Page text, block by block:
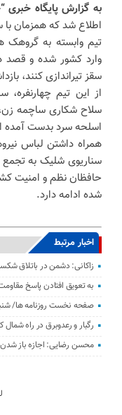
به گزارش پایگاه خبری “
اطلاع شد که همزمان با
تیم وابسته به گروهک
وارد کشور شده و قصد
سقز تیراندازی کنند،
از این تیم
سلاح شکاری ساچمه
اسلحه سرد بدست
همراه داشتن لباس
سناریوی شلیک به تجمع
حافظان نظم و امنیت
شده ادامه دارد.
اخبار مرتبط
زاکانی: دشمن در باتلاق
به تعویق افتادن پاسخ
صفحه نخست روزنامه ها/ شنبه 17 مرداد
رگبار و رعدوبرق در راه
محسن رضایی: اجازه باز شدن